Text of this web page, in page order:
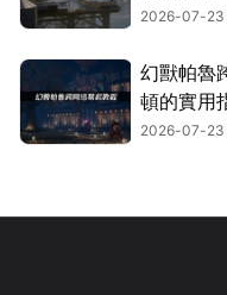
2026-07-23
幻獸帕魯
頓的實用
2026-07-23